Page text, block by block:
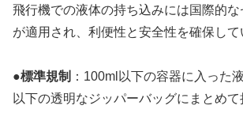
飛行機での液体の持ち込みには国際的な
が適用され、利便性と安全性を確保して
●標準規制 ：100ml以下の容器に入った
以下の透明なジッパーバッグにまとめ